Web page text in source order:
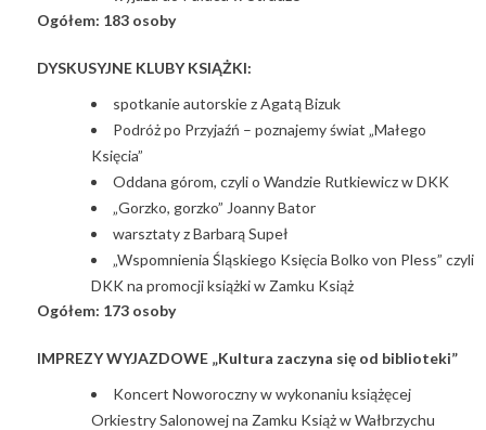
Ogółem: 183 osoby
DYSKUSYJNE KLUBY KSIĄŻKI:
spotkanie autorskie z Agatą Bizuk
Podróż po Przyjaźń – poznajemy świat „Małego
Księcia”
Oddana górom, czyli o Wandzie Rutkiewicz w DKK
„Gorzko, gorzko” Joanny Bator
warsztaty z Barbarą Supeł
„Wspomnienia Śląskiego Księcia Bolko von Pless” czyli
DKK na promocji książki w Zamku Książ
Ogółem: 173 osoby
IMPREZY WYJAZDOWE „Kultura zaczyna się od biblioteki”
Koncert Noworoczny w wykonaniu książęcej
Orkiestry Salonowej na Zamku Książ w Wałbrzychu